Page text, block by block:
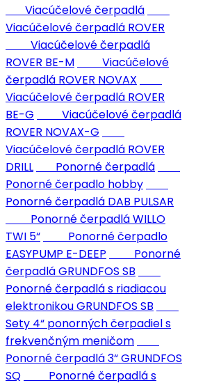
Viacúčelové čerpadlá
Viacúčelové čerpadlá ROVER
Viacúčelové čerpadlá
ROVER BE-M
Viacúčelové
čerpadlá ROVER NOVAX
Viacúčelové čerpadlá ROVER
BE-G
Viacúčelové čerpadlá
ROVER NOVAX-G
Viacúčelové čerpadlá ROVER
DRILL
Ponorné čerpadlá
Ponorné čerpadlo hobby
Ponorné čerpadlá DAB PULSAR
Ponorné čerpadlá WILLO
TWI 5“
Ponorné čerpadlo
EASYPUMP E-DEEP
Ponorné
čerpadlá GRUNDFOS SB
Ponorné čerpadlá s riadiacou
elektronikou GRUNDFOS SB
Sety 4“ ponorných čerpadiel s
frekvenčným meničom
Ponorné čerpadlá 3“ GRUNDFOS
SQ
Ponorné čerpadlá s